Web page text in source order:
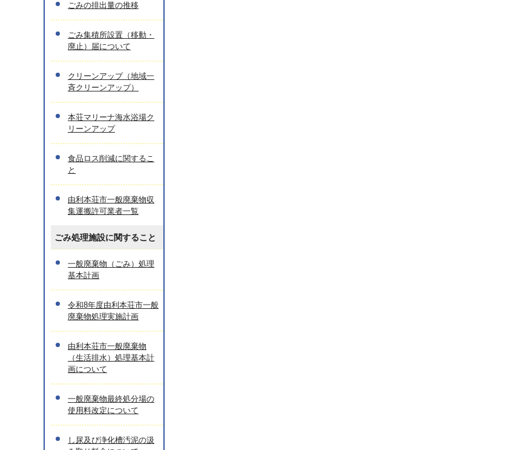
ごみの排出量の推移
ごみ集積所設置（移動・
廃止）届について
クリーンアップ（地域一
斉クリーンアップ）
本荘マリーナ海水浴場ク
リーンアップ
食品ロス削減に関するこ
と
由利本荘市一般廃棄物収
集運搬許可業者一覧
ごみ処理施設に関すること
一般廃棄物（ごみ）処理
基本計画
令和8年度由利本荘市一般
廃棄物処理実施計画
由利本荘市一般廃棄物
（生活排水）処理基本計
画について
一般廃棄物最終処分場の
使用料改定について
し尿及び浄化槽汚泥の汲